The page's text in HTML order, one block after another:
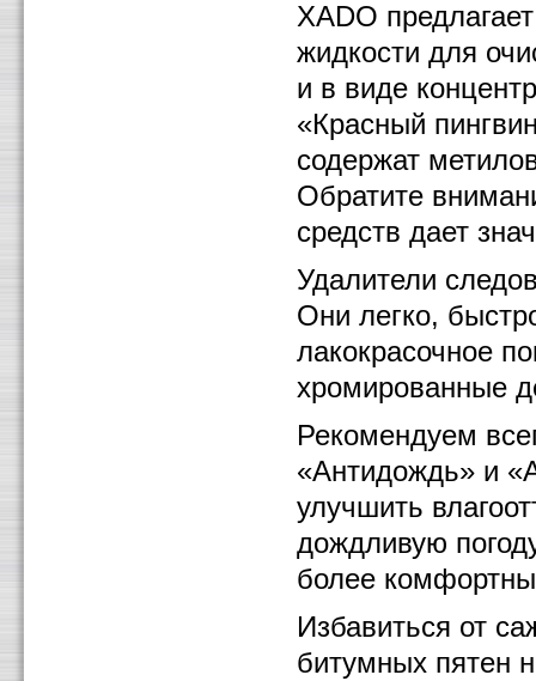
ХАDО
жидкости для
и в виде
«Красный
содержат
Обратите
средств дает
Удалители
Они легко,
лакокрасочное
хромированные
Рекомендуем
«Антидождь» и
улучшить
дождливую
более
Избавиться от
битумных пятен